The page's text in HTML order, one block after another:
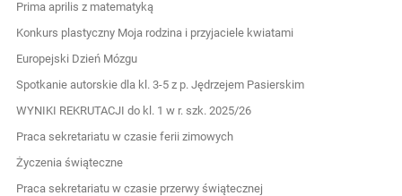
Prima aprilis z matematyką
Konkurs plastyczny Moja rodzina i przyjaciele kwiatami
Europejski Dzień Mózgu
Spotkanie autorskie dla kl. 3-5 z p. Jędrzejem Pasierskim
WYNIKI REKRUTACJI do kl. 1 w r. szk. 2025/26
Praca sekretariatu w czasie ferii zimowych
Życzenia świąteczne
Praca sekretariatu w czasie przerwy świątecznej